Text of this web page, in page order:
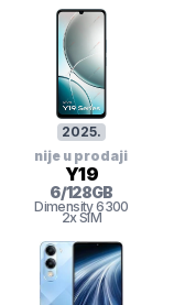
2025.
nije u prodaji
Y19
6/128GB
Dimensity 6300
2x SIM